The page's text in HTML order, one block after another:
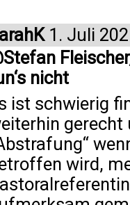
1. Juli
nicht
ist schwierig
wird,